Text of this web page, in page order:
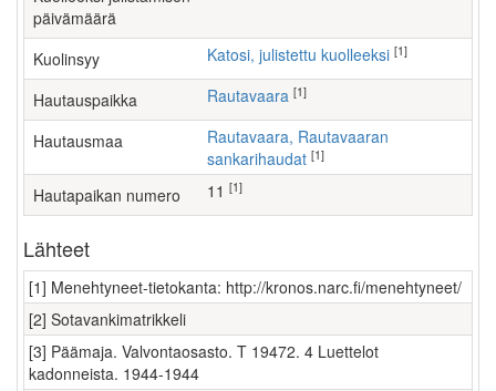
päivämäärä
Kuolinsyy Katosi, julistettu kuolleeksi [1]
Hautauspaikka Rautavaara [1]
Hautausmaa
Rautavaara, Rautavaaran
sankarihaudat [1]
Hautapaikan numero 11 [1]
Lähteet
[1] Menehtyneet-tietokanta: http://kronos.narc.fi/menehtyneet/
[2] Sotavankimatrikkeli
[3] Päämaja. Valvontaosasto. T 19472. 4 Luettelot
kadonneista. 1944-1944